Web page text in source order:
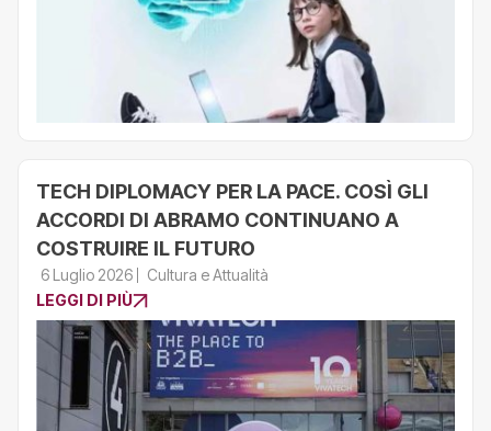
TECH DIPLOMACY PER LA PACE. COSÌ GLI
ACCORDI DI ABRAMO CONTINUANO A
COSTRUIRE IL FUTURO
6 Luglio 2026
Cultura e Attualità
LEGGI DI PIÙ